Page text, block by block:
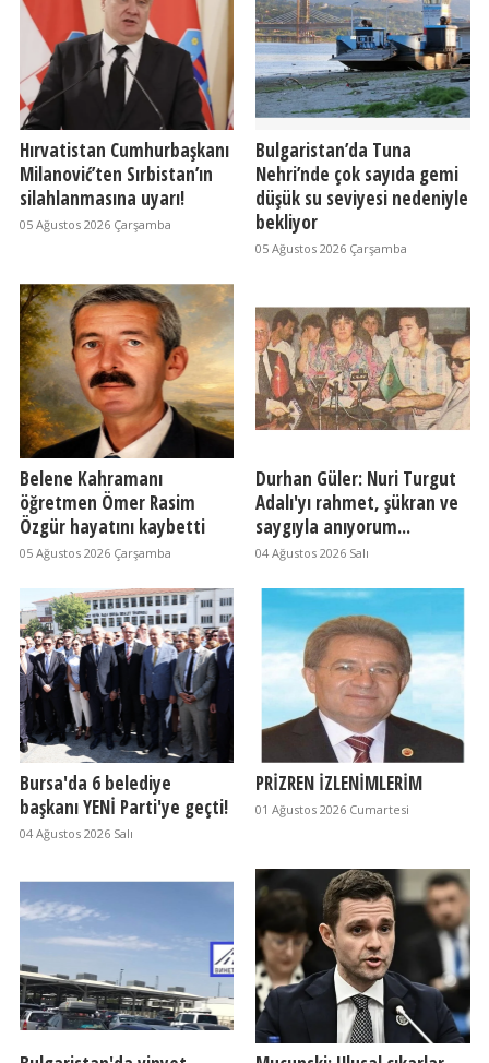
Hırvatistan Cumhurbaşkanı
Milanović’ten Sırbistan’ın
silahlanmasına uyarı!
05 Ağustos 2026 Çarşamba
Bulgaristan’da Tuna
Nehri’nde çok sayıda gemi
düşük su seviyesi nedeniyle
bekliyor
05 Ağustos 2026 Çarşamba
Belene Kahramanı
öğretmen Ömer Rasim
Özgür hayatını kaybetti
05 Ağustos 2026 Çarşamba
Durhan Güler: Nuri Turgut
Adalı'yı rahmet, şükran ve
saygıyla anıyorum...
04 Ağustos 2026 Salı
Bursa'da 6 belediye
başkanı YENİ Parti'ye geçti!
04 Ağustos 2026 Salı
PRİZREN İZLENİMLERİM
01 Ağustos 2026 Cumartesi